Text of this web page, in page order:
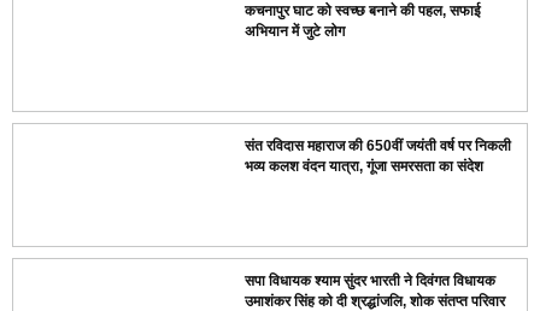
कचनापुर घाट को स्वच्छ बनाने की पहल, सफाई
अभियान में जुटे लोग
संत रविदास महाराज की 650वीं जयंती वर्ष पर निकली
भव्य कलश वंदन यात्रा, गूंजा समरसता का संदेश
सपा विधायक श्याम सुंदर भारती ने दिवंगत विधायक
उमाशंकर सिंह को दी श्रद्धांजलि, शोक संतप्त परिवार